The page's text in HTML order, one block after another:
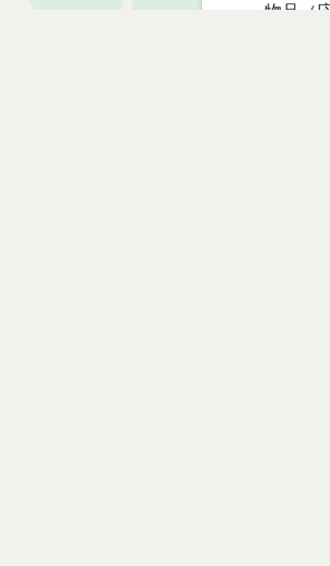
物品（